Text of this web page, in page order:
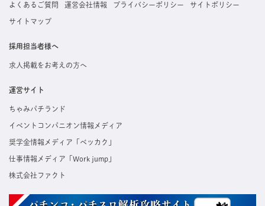
よくあるご質問 運営会社情報 プライバシーポリシー サイトポリシー
サイトマップ
採用担当者様へ
求人掲載をお考えの方へ
運営サイト
ちゃみパチランド
イベントコンパニオン情報メディア
奨学金情報メディア「ベッカク」
仕事情報メディア「Work jump」
株式会社ファクト